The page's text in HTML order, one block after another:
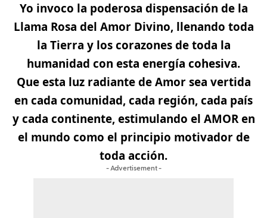
Yo invoco la poderosa dispensación de la
Llama Rosa del Amor Divino, llenando toda
la Tierra y los corazones de toda la
humanidad con esta energía cohesiva.
Que esta luz radiante de Amor sea vertida
en cada comunidad, cada región, cada país
y cada continente,estimulando el AMOR en
el mundo como el principio motivador de
toda acción.
- Advertisement -